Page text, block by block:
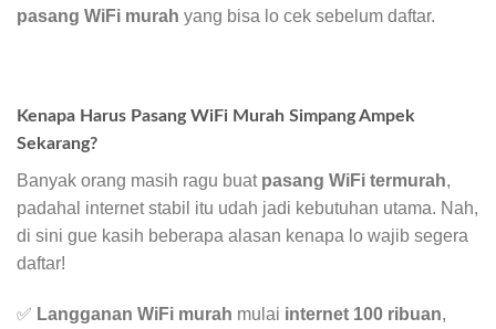
pasang WiFi murah yang bisa lo cek sebelum daftar.
Kenapa Harus Pasang WiFi Murah Simpang Ampek
Sekarang?
Banyak orang masih ragu buat pasang WiFi termurah,
padahal internet stabil itu udah jadi kebutuhan utama. Nah,
di sini gue kasih beberapa alasan kenapa lo wajib segera
daftar!
✅ Langganan WiFi murah mulai internet 100 ribuan,